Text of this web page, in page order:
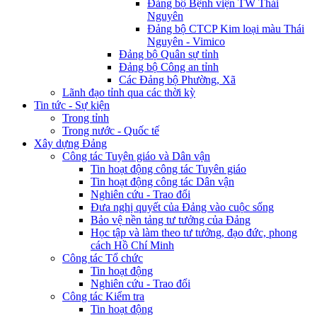
Đảng bộ Bệnh viện TW Thái
Nguyên
Đảng bộ CTCP Kim loại màu Thái
Nguyên - Vimico
Đảng bộ Quân sự tỉnh
Đảng bộ Công an tỉnh
Các Đảng bộ Phường, Xã
Lãnh đạo tỉnh qua các thời kỳ
Tin tức - Sự kiện
Trong tỉnh
Trong nước - Quốc tế
Xây dựng Đảng
Công tác Tuyên giáo và Dân vận
Tin hoạt động công tác Tuyên giáo
Tin hoạt động công tác Dân vận
Nghiên cứu - Trao đổi
Đưa nghị quyết của Đảng vào cuộc sống
Bảo vệ nền tảng tư tưởng của Đảng
Học tập và làm theo tư tưởng, đạo đức, phong
cách Hồ Chí Minh
Công tác Tổ chức
Tin hoạt động
Nghiên cứu - Trao đổi
Công tác Kiểm tra
Tin hoạt động